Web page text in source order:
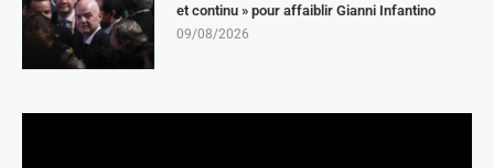
et continu » pour affaiblir Gianni Infantino
09/08/2026